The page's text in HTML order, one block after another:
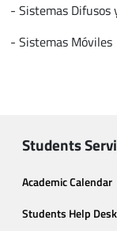
- Sistemas Difusos
- Sistemas Móviles
Students
Academic Calendar
Students Help Desk